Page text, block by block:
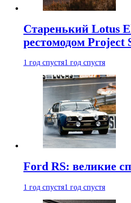
Старенький Lotus
рестомодом Project
1 год спустя1 год спустя
Ford RS: великие
1 год спустя1 год спустя